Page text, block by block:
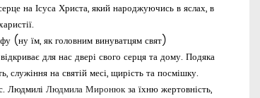
на Ісуса Христа, який народжуючись в яслах, в
(ну їм, як головним винуватцям свят)
для нас двері свого серця та дому. Подяка
служіння на святій месі, щирість та посмішку.
ЛюдмиліЛюдмила Миронюкза їхню жертовність,